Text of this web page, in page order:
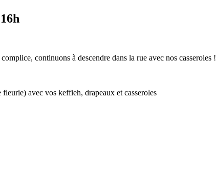
continuons à descendre dans la rue avec nos casseroles !
avec vos keffieh, drapeaux et casseroles